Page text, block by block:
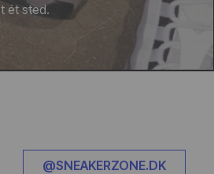
ét sted.
@SNEAKERZONE.DK